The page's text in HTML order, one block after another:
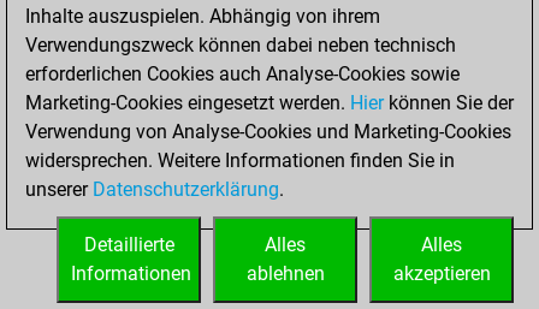
Bauer setzt Matt
Erstickte Matts
Unterverwandlungen
0
Türme auf der siebten
0
STARTSEITE
Inhalte auszuspielen. Abhängig von ihrem
Verwendungszweck können dabei neben technisch
erforderlichen Cookies auch Analyse-Cookies sowie
Marketing-Cookies eingesetzt werden. Hierkönnen Sie der
Verwendung von Analyse-Cookies und Marketing-Cookies
widersprechen. Weitere Informationen finden Sie in
unserer Datenschutzerklärung.
Alles
akzeptieren
Alles
ablehnen
Detaillierte
Informationen